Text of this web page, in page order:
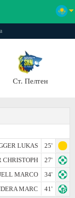
Ст. Пелтен
LUKAS
25'
CHRISTOPH
27'
MARCO
34'
MARC
41'